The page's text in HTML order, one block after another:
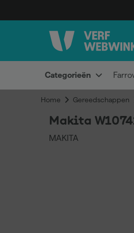
Categorieën
Home Gereedschappen
Makita
MAKITA